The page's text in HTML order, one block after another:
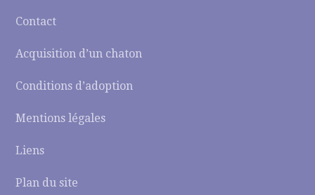
Contact
Acquisition d’un chaton
Conditions d’adoption
Mentions légales
Liens
Plan du site